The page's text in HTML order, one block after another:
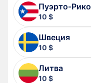
Пуэрто-Рико
10 $
Швеция
10 $
Литва
10 $